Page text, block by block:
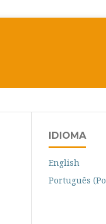
IDIOMA
English
Português